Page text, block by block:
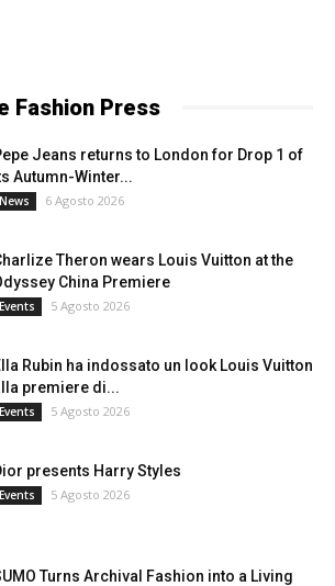
Fashion Press
Jeans returns to London for Drop 1 of
Autumn-Winter...
News 6 Agosto 2026
Theron wears Louis Vuitton at the
China Premiere
Events 5 Agosto 2026
Rubin ha indossato un look Louis Vuitton
premiere di...
Events 5 Agosto 2026
presents Harry Styles
Events 5 Agosto 2026
Turns Archival Fashion into a Living